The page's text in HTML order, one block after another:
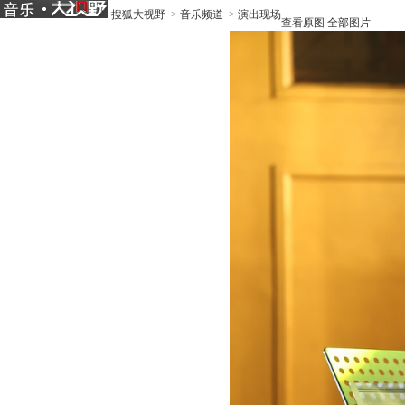
搜狐大视野 > 音乐频道 > 演出现场
查看原图 全部图片